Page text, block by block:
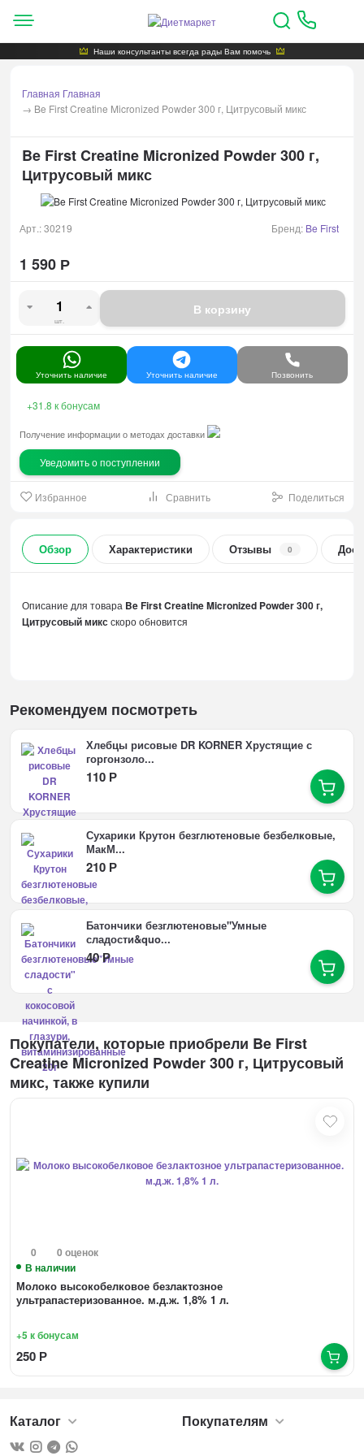
Наши консультанты всегда рады Вам помочь
Главная Главная
→ Be First Creatine Micronized Powder 300 г, Цитрусовый микс
Be First Creatine Micronized Powder 300 г,
Цитрусовый микс
Арт.:30219 Бренд: Be First
1 590 Р
шт.
В корзину
Уточнить наличие Уточнить наличие Позвонить
+31.8 к бонусам
Избранное Сравнить Поделиться
Получение информации о методах доставки
Уведомить о поступлении
Обзор Характеристики Отзывы 0
Описание для товара Be First Creatine Micronized Powder 300 г,
Цитрусовый миксскоро обновится
Рекомендуем посмотреть
Хлебцы рисовые DR KORNER Хрустящие с
горгонзоло...
110 Р
Сухарики Крутон безглютеновые безбелковые,
МакМ...
210 Р
Батончики безглютеновые"Умные
сладости&quo...
40Р
Покупатели, которые приобрели Be First
Creatine Micronized Powder 300 г, Цитрусовый
микс, также купили
0
0 оценок
В наличии
Молоко высокобелковое безлактозное
ультрапастеризованное. м.д.ж. 1,8% 1 л.
+5 к бонусам
250 Р
Каталог Покупателям